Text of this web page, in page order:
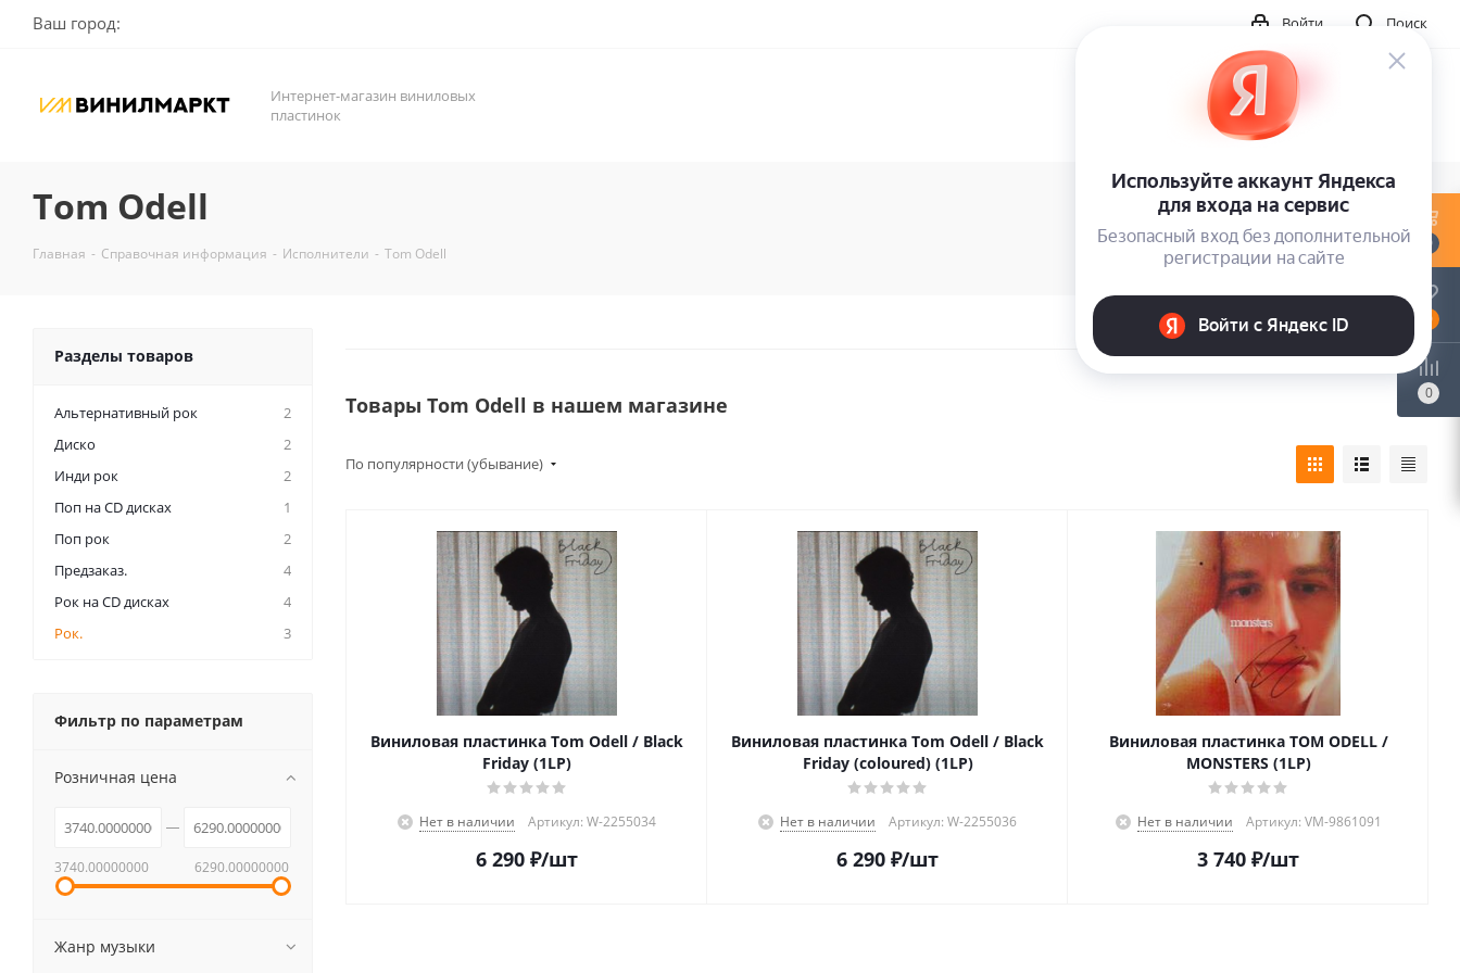
Ваш город: Поиск
Войти
Интернет-магазин виниловых
пластинок
Tom Odell
Главная - Справочная информация - Исполнители - Tom Odell
Товары Tom Odell в нашем магазине
По популярности (убывание)
Виниловая пластинка Tom Odell / Black
Friday (1LP)
Нет в наличии Артикул: W-2255034
6 290 ₽/шт
Виниловая пластинка Tom Odell / Black
Friday (coloured) (1LP)
Нет в наличии Артикул: W-2255036
6 290 ₽/шт
Виниловая пластинка TOM ODELL /
MONSTERS (1LP)
Нет в наличии Артикул: VM-9861091
3 740 ₽/шт
Разделы товаров
Альтернативный рок
2
Диско
2
Инди рок
2
Поп на CD дисках
1
Поп рок
2
Предзаказ.
4
Рок на CD дисках
4
Рок.
3
Фильтр по параметрам
Розничная цена
3740.00000000 6290.00000000
Жанр музыки
0
0
0